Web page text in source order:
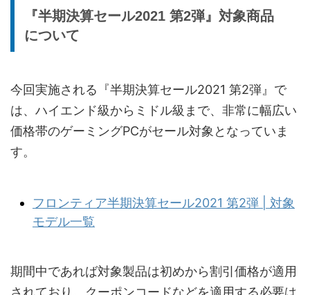
『半期決算セール2021 第2弾』対象商品
について
今回実施される『半期決算セール2021 第2弾』で
は、ハイエンド級からミドル級まで、非常に幅広い
価格帯のゲーミングPCがセール対象となっていま
す。
フロンティア半期決算セール2021 第2弾 | 対象
モデル一覧
期間中であれば対象製品は初めから割引価格が適用
されており、 クーポンコードなどを適用する必要は